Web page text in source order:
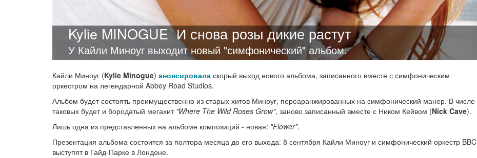
Kylie MINOGUE И снова розы дикие растут
У Кайли Миноуг выходит новый "симфонический" альбом.
Кайли Миноуг (Kylie Minogue) анонсировала скорый выход нового альбома, записанного вместе с симфоническим
оркестром на легендарной Abbey Road Studios.
Альбом будет состоять преимущественно из старых хитов Миноуг, переаранжированных на симфонический манер. В числе
таковых будет и бородатый мегахит "Where The Wild Roses Grow", заново записанный вместе с Ником Кейвом (Nick Cave).
Лишь одна из представленных на альбоме композиций - новая: "Flower".
Презентация альбома состоится за полтора месяца до его выхода: 8 сентября Кайли Миноуг и симфонический оркестр BBC
выступят в Гайд-Парке в Лондоне.